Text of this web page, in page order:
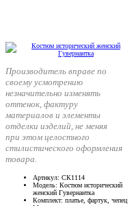
Производитель вправе по
своему усмотрению
незначительно изменять
оттенок, фактуру
материалов и элементы
отделки изделий, не меняя
при этом целостного
стилистического оформления
товара.
Артикул: СК1114
Модель: Костюм исторический
женский Гувернантка
Комплект: платье, фартук, чепец